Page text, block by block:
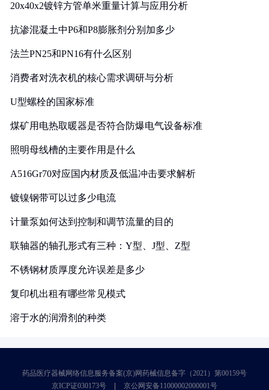
20x40x2镀锌方管单米重量计算与应用分析
抗渗混凝土中P6和P8膨胀剂分别加多少
法兰PN25和PN16有什么区别
消费者对洗衣机的核心需求调研与分析
U型螺栓的国家标准
煤矿用电热取暖器是否符合防爆电气设备标准
照明母线槽的主要作用是什么
A516Gr70对应国内材质及低温冲击要求解析
镀镍钢带可以过多少电流
计量泵如何达到控制和调节流量的目的
联轴器的轴孔形式有三种：Y型、J型、Z型
不锈钢材质厚度允许误差是多少
复印机出租有哪些常见模式
溶于水的润滑剂的种类
药品医疗器械网络信息服务备案(京)网药械信息备字（2021）第00159号
京ICP证030173号
京公网安备11000002000001号